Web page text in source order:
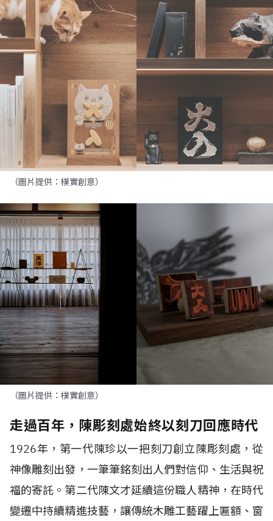
（圖片提供：樸實創意）
（圖片提供：樸實創意）
走過百年，陳彫刻處始終以刻刀回應時代
1926年，第一代陳珍以一把刻刀創立陳彫刻處，從
神像雕刻出發，一筆筆銘刻出人們對信仰、生活與祝
福的寄託。第二代陳文才延續這份職人精神，在時代
變遷中持續精進技藝，讓傳統木雕工藝躍上匾額、窗